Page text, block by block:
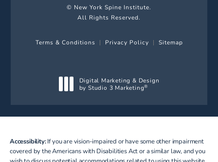
© New York Spine Institute.
All Rights Reserved.
Terms & Conditions Privacy Policy Sitemap
Digital Marketing & Design
by Studio 3 Marketing®
Accessibility:If you are vision-impaired or have some other impairment
covered by the Americans with Disabilities Act or a similar law, and you